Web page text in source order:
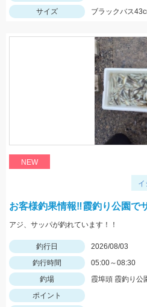
サイズ ブラックバス
NEW
イ
お客様釣果情報‼霞釣り公園で
アジ、サッパが釣れています！！
釣行日
2026/08/03
釣行時間
05:00～08:30
釣場
霞埠頭 霞釣り公
ポイント